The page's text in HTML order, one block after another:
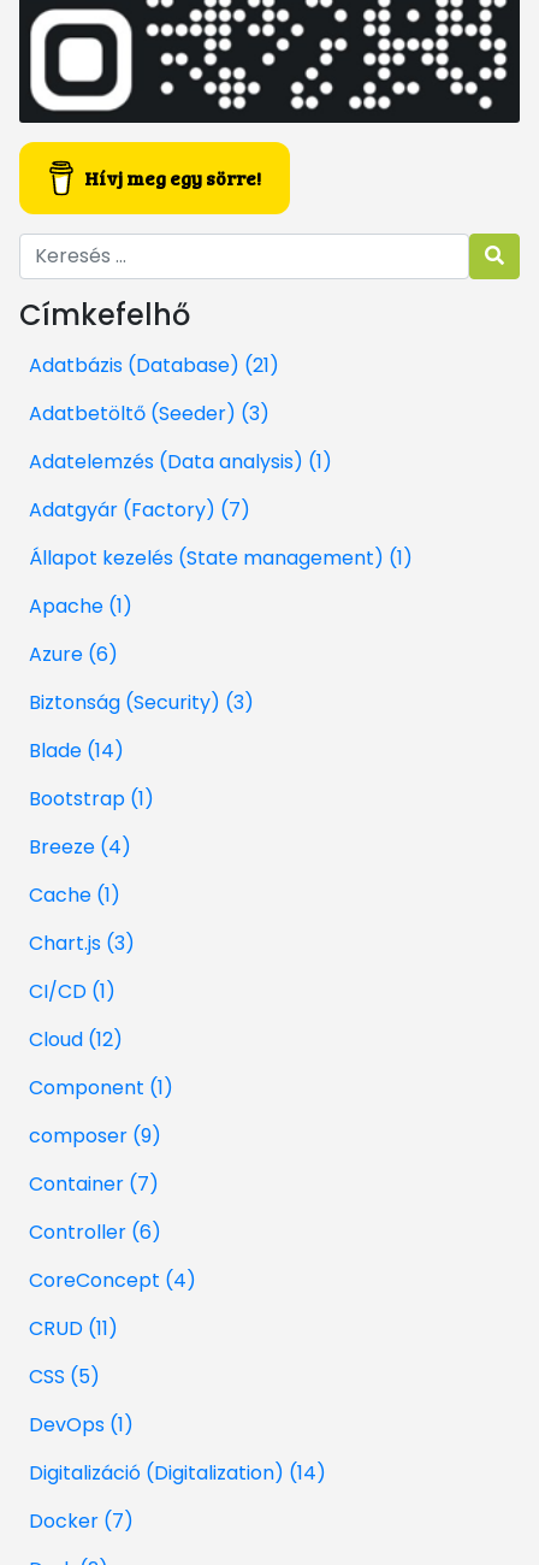
Hívj meg egy sörre!
Címkefelhő
Adatbázis (Database) (21)
Adatbetöltő (Seeder) (3)
Adatelemzés (Data analysis) (1)
Adatgyár (Factory) (7)
Állapot kezelés (State management) (1)
Apache (1)
Azure (6)
Biztonság (Security) (3)
Blade (14)
Bootstrap (1)
Breeze (4)
Cache (1)
Chart.js (3)
CI/CD (1)
Cloud (12)
Component (1)
composer (9)
Container (7)
Controller (6)
CoreConcept (4)
CRUD (11)
CSS (5)
DevOps (1)
Digitalizáció (Digitalization) (14)
Docker (7)